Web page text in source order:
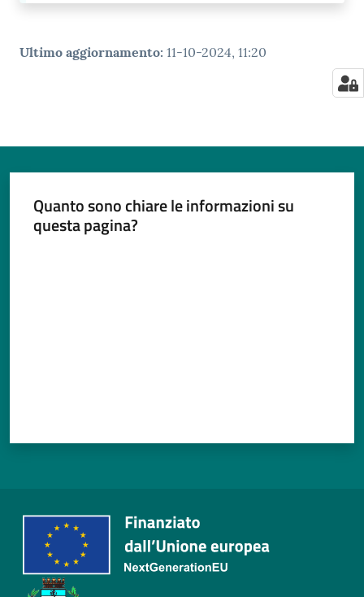
Ultimo aggiornamento: 11-10-2024, 11:20
Quanto sono chiare le informazioni su
questa pagina?